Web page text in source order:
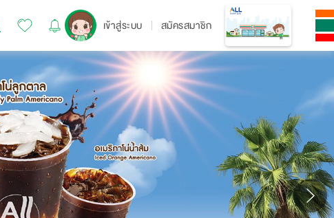
เข้าสู่ระบบ สมัครสมาชิก